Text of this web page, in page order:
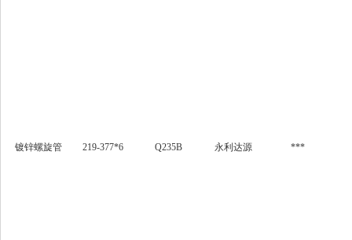
镀锌螺旋管 219-377*6 Q235B 永利达源 ***